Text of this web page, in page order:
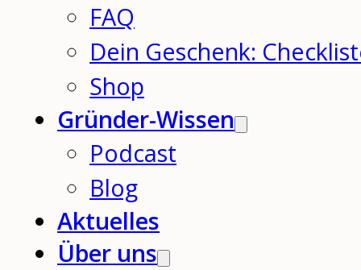
FAQ
Dein Geschenk:
Shop
Gründer-Wissen
Podcast
Blog
Aktuelles
Über uns